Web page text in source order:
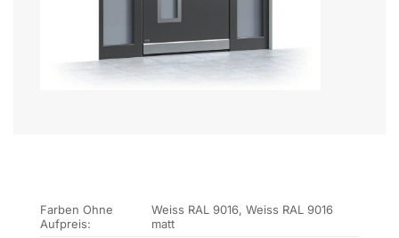
Farben Ohne
Aufpreis:
Weiss RAL 9016, Weiss RAL 9016
matt